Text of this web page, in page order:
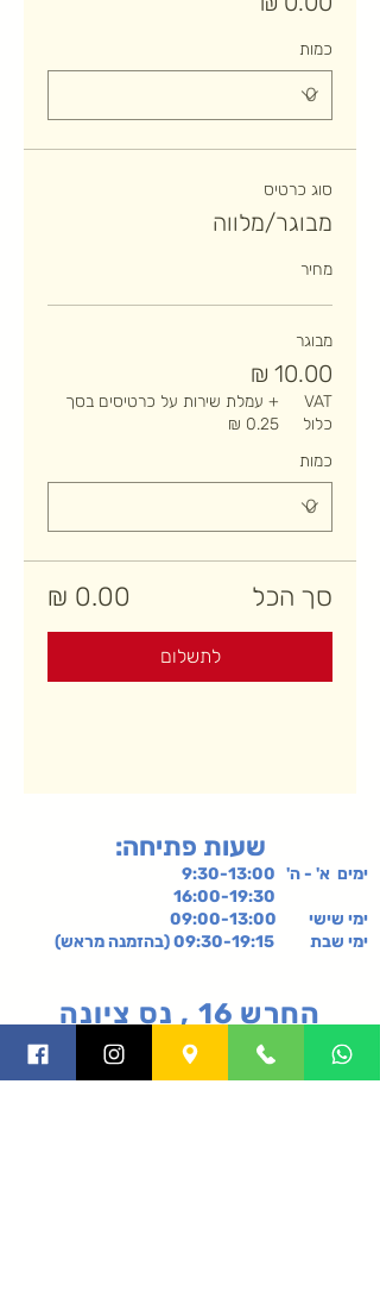
כמות
סוג כרטיס
מבוגר/מלווה
מחיר
מבוגר
VAT
כלול
+ עמלת שירות על כרטיסים בסך
‏0.25 ‏₪
כמות
סך הכל
לתשלום
:שעות פתיחה
ימים א' - ה' 9:30-13:00
ימי שישי 09:00-13:00
ימי שבת 09:30-19:15 (בהזמנה מראש)
החרש 16 , נס ציונה
קניון רננים, קומה 2-,
רעננה